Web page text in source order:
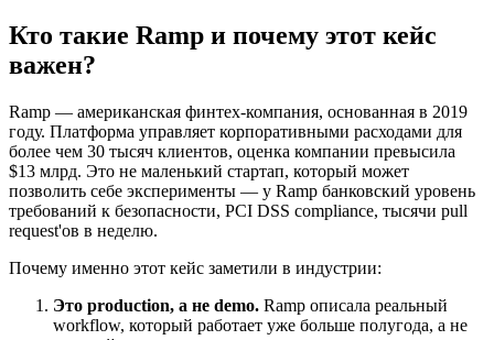
Кто такие Ramp и почему этот кейс
важен?
Ramp — американская финтех-компания, основанная в 2019
году. Платформа управляет корпоративными расходами для
более чем 30 тысяч клиентов, оценка компании превысила
$13 млрд. Это не маленький стартап, который может
позволить себе эксперименты — у Ramp банковский уровень
требований к безопасности, PCI DSS compliance, тысячи pull
request'ов в неделю.
Почему именно этот кейс заметили в индустрии:
Это production, а не demo. Ramp описала реальный
workflow, который работает уже больше полугода, а не